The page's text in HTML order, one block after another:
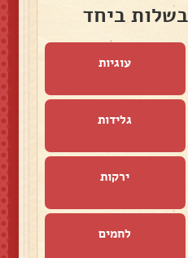
ביחד
עוגיות
גלידות
ירקות
לחמים